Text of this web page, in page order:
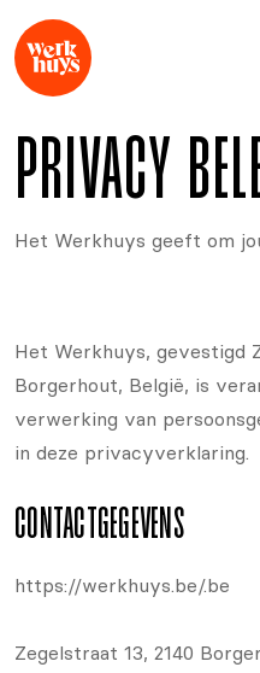
PRIVACY
Het Werkhuys geeft om
Het Werkhuys, gevestigd
Borgerhout, België, is
verwerking van
in deze privacyverklaring.
CONTACTGEGEVENS
https://werkhuys.be/.be
Zegelstraat 13, 2140